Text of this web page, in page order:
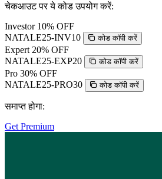
चेकआउट पर ये कोड उपयोग करें:
Investor 10% OFF
NATALE25-INV10
कोड कॉपी करें
Expert 20% OFF
NATALE25-EXP20
कोड कॉपी करें
Pro 30% OFF
NATALE25-PRO30
कोड कॉपी करें
समाप्त होगा:
Get Premium